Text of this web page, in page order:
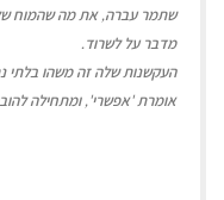
שתמר עברה, את מה שהמוח
מדבר על לשרוד.
העקשנות שלה זה משהו בלתי
אומרת 'אפשרי', ומתחילה